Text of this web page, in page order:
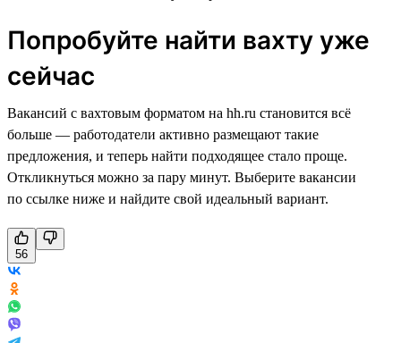
Попробуйте найти вахту уже
сейчас
Вакансий с вахтовым форматом на hh.ru становится всё
больше — работодатели активно размещают такие
предложения, и теперь найти подходящее стало проще.
Откликнуться можно за пару минут. Выберите вакансии
по ссылке ниже и найдите свой идеальный вариант.
56